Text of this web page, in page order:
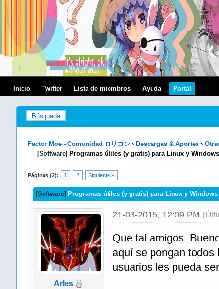
Inicio Twitter Lista de miembros Ayuda Portal
Búsqueda
Factor Moe - Comunidad ロリコン › Descargas & Aportes ›
[Software] Programas útiles (y gratis) para Linux y Windows
Páginas (2): 1 2 Siguiente »
[Software] Programas útiles (y gratis) para Linux y Windows
Arles
21-03-2015, 12:09 PM
Que tal amigos.
aquí se pongan todos
usuarios les pueda